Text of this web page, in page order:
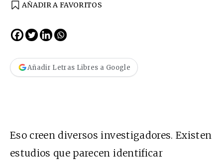
AÑADIR A FAVORITOS
Añadir Letras Libres a Google
Eso creen diversos investigadores. Existen
estudios que parecen identificar